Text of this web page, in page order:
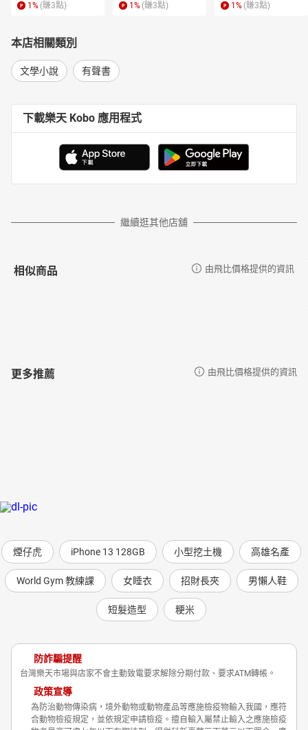
1 % (賺3點) 1 % (賺3點) 1 % (賺3點)
本店相關類別
文學小說 有聲書
下載樂天 Kobo 應用程式
繼續逛其他店舖
相似商品 由飛比價格提供的資訊
更多推薦 由飛比價格提供的資訊
煙仔虎 iPhone 13 128GB 小型挖土機 高雄名產
World Gym 教練課 女睡衣 招財長夾 男懶人鞋
短髮造型 粳米
防詐騙提醒
台灣樂天市場與店家不會主動致電要求解除分期付款、要求ATM轉帳。
政策宣導
為防治動物傳染病，境外動物或動物產品等應施檢疫物輸入我國，應符
合動物檢疫規定，並依規定申請檢疫。擅自輸入屬禁止輸入之應施檢疫